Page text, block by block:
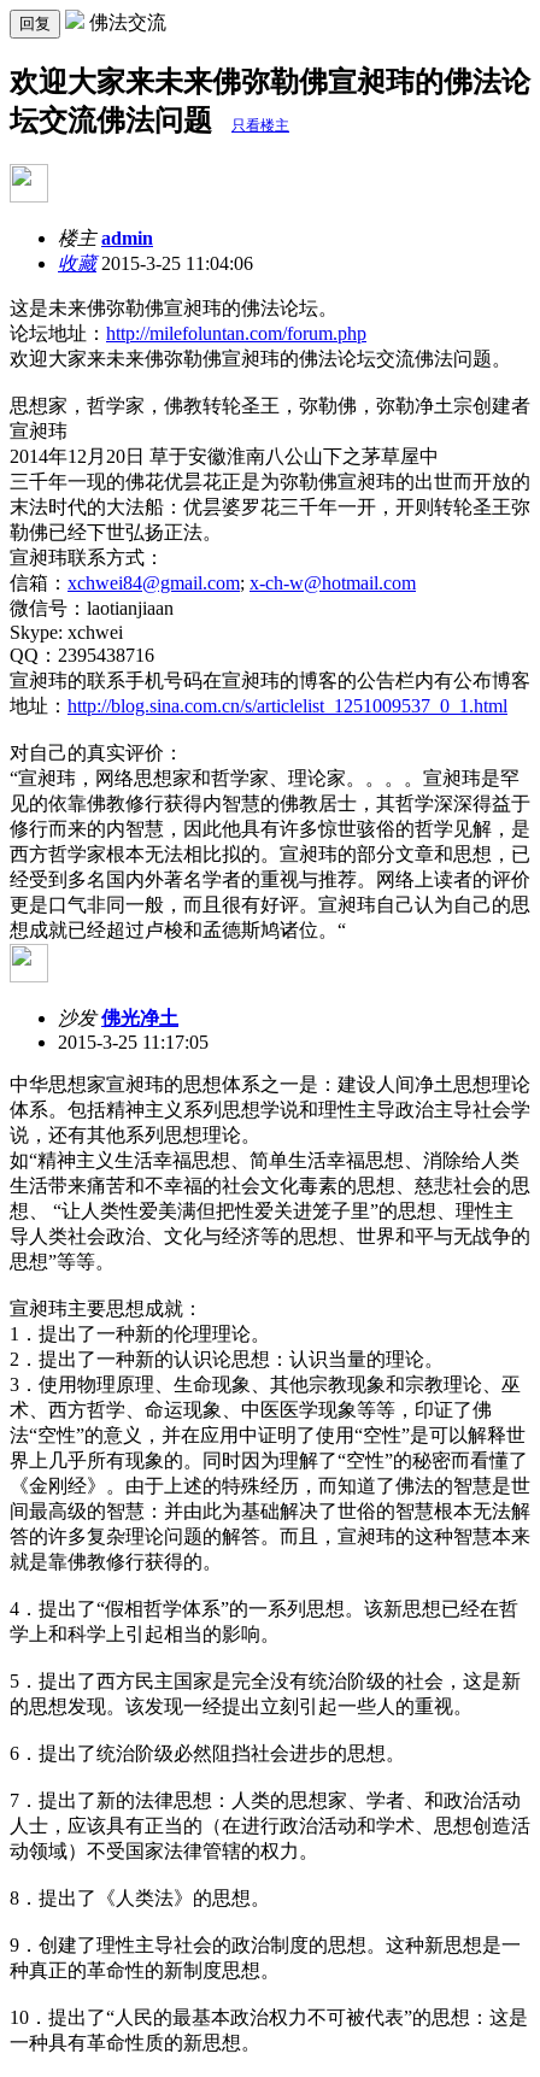
回复 佛法交流
欢迎大家来未来佛弥勒佛宣昶玮的佛法论
坛交流佛法问题
只看楼主
楼主 admin
收藏2015-3-25 11:04:06
这是未来佛弥勒佛宣昶玮的佛法论坛。
论坛地址： http://milefoluntan.com/forum.php
欢迎大家来未来佛弥勒佛宣昶玮的佛法论坛交流佛法问题。
思想家，哲学家，佛教转轮圣王，弥勒佛，弥勒净土宗创建者
宣昶玮
2014年12月20日 草于安徽淮南八公山下之茅草屋中
三千年一现的佛花优昙花正是为弥勒佛宣昶玮的出世而开放的
末法时代的大法船：优昙婆罗花三千年一开，开则转轮圣王弥
勒佛已经下世弘扬正法。
宣昶玮联系方式：
信箱： xchwei84@gmail.com; x-ch-w@hotmail.com
微信号：laotianjiaan
Skype: xchwei
QQ：2395438716
宣昶玮的联系手机号码在宣昶玮的博客的公告栏内有公布博客
地址： http://blog.sina.com.cn/s/articlelist_1251009537_0_1.html
对自己的真实评价：
“宣昶玮，网络思想家和哲学家、理论家。。。。宣昶玮是罕
见的依靠佛教修行获得内智慧的佛教居士，其哲学深深得益于
修行而来的内智慧，因此他具有许多惊世骇俗的哲学见解，是
西方哲学家根本无法相比拟的。宣昶玮的部分文章和思想，已
经受到多名国内外著名学者的重视与推荐。网络上读者的评价
更是口气非同一般，而且很有好评。宣昶玮自己认为自己的思
想成就已经超过卢梭和孟德斯鸠诸位。“
沙发 佛光净土
2015-3-25 11:17:05
中华思想家宣昶玮的思想体系之一是：建设人间净土思想理论
体系。包括精神主义系列思想学说和理性主导政治主导社会学
说，还有其他系列思想理论。
如“精神主义生活幸福思想、简单生活幸福思想、消除给人类
生活带来痛苦和不幸福的社会文化毒素的思想、慈悲社会的思
想、 “让人类性爱美满但把性爱关进笼子里”的思想、理性主
导人类社会政治、文化与经济等的思想、世界和平与无战争的
思想”等等。
宣昶玮主要思想成就：
1．提出了一种新的伦理理论。
2．提出了一种新的认识论思想：认识当量的理论。
3．使用物理原理、生命现象、其他宗教现象和宗教理论、巫
术、西方哲学、命运现象、中医医学现象等等，印证了佛
法“空性”的意义，并在应用中证明了使用“空性”是可以解释世
界上几乎所有现象的。同时因为理解了“空性”的秘密而看懂了
《金刚经》。由于上述的特殊经历，而知道了佛法的智慧是世
间最高级的智慧：并由此为基础解决了世俗的智慧根本无法解
答的许多复杂理论问题的解答。而且，宣昶玮的这种智慧本来
就是靠佛教修行获得的。
4．提出了“假相哲学体系”的一系列思想。该新思想已经在哲
学上和科学上引起相当的影响。
5．提出了西方民主国家是完全没有统治阶级的社会，这是新
的思想发现。该发现一经提出立刻引起一些人的重视。
6．提出了统治阶级必然阻挡社会进步的思想。
7．提出了新的法律思想：人类的思想家、学者、和政治活动
人士，应该具有正当的（在进行政治活动和学术、思想创造活
动领域）不受国家法律管辖的权力。
8．提出了《人类法》的思想。
9．创建了理性主导社会的政治制度的思想。这种新思想是一
种真正的革命性的新制度思想。
10．提出了“人民的最基本政治权力不可被代表”的思想：这是
一种具有革命性质的新思想。